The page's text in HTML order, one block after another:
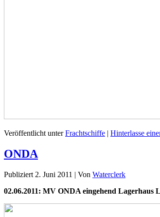
Veröffentlicht unter Frachtschiffe | Hinterlasse
ONDA
Publiziert 2. Juni 2011 | Von Waterclerk
02.06.2011: MV ONDA eingehend Lagerhaus